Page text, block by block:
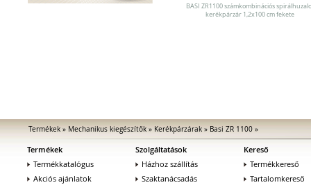
Zárfogadók
BASI ZR1100 számkombinációs
kerékpárzár 1,2x100 cm fekete
Termékek» Mechanikus kiegészítők» Kerékpárzárak» Basi ZR 1100»
Termékek
Termékkatalógus
Akciós ajánlatok
Szolgáltatások
Házhoz szállítás
Szaktanácsadás
Kereső
Termékkereső
Tartalomkereső